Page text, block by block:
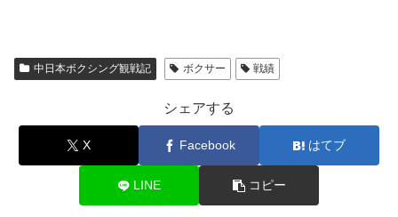
中日本ボクシング観戦記 ボクサー 戦績
シェアする
X Facebook はてブ
LINE コピー